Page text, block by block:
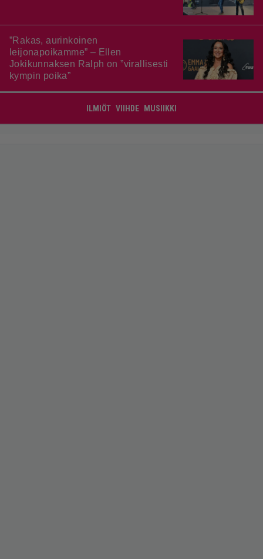
”Rakas, aurinkoinen
leijonapoikamme” – Ellen
Jokikunnaksen Ralph on ”virallisesti
kympin poika”
ILMIÖT VIIHDE MUSIIKKI